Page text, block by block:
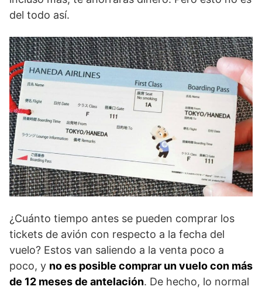
del todo así.
¿Cuánto tiempo antes se pueden comprar los
tickets de avión con respecto a la fecha del
vuelo? Estos van saliendo a la venta poco a
poco, y no es posible comprar un vuelo con más
de 12 meses de antelación. De hecho, lo normal